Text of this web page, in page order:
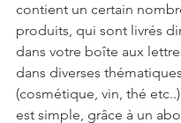
contient un certain
produits, qui sont livrés
dans votre boîte aux
dans diverses thématiques
(cosmétique, vin, thé
est simple, grâce à un